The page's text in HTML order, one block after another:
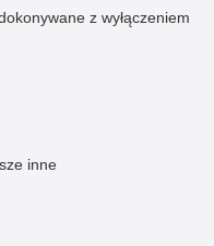
z wyłączeniem
inne